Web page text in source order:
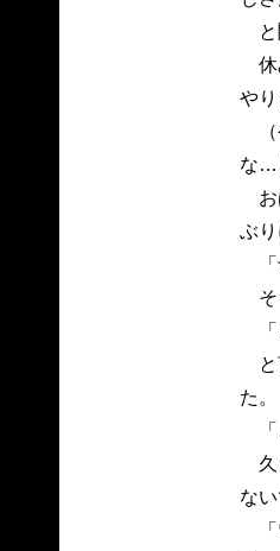
と
休
や
（
な…
お
ぶ
「
そ
「
と
た。
「
久
ない
「